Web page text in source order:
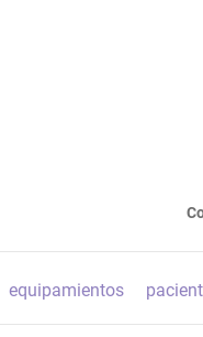
equipamientos